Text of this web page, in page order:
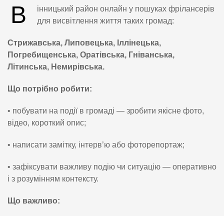
В
інницький район онлайн у пошуках фрілансерів
для висвітлення життя таких громад:
Стрижавська, Липовецька, Іллінецька,
Погребищенська, Оратівська, Гніванська,
Літинська, Немирівська.
Що потрібно робити:
• побувати на події в громаді — зробити якісне фото,
відео, короткий опис;
• написати замітку, інтерв’ю або фоторепортаж;
• зафіксувати важливу подію чи ситуацію — оперативно
і з розумінням контексту.
Що важливо: